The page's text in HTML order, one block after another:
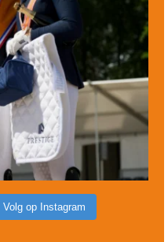
Volg op Instagram